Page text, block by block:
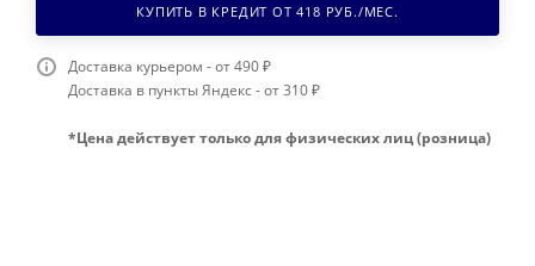
КУПИТЬ В КРЕДИТ ОТ418 РУБ./МЕС.
Доставка курьером - от 490 ₽
Доставка в пункты Яндекс - от 310 ₽
*Цена действует только для физических лиц (розница)